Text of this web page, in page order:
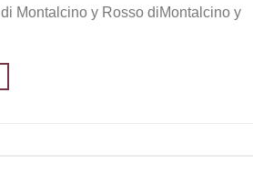
Montalcino y Rosso diMontalcino y